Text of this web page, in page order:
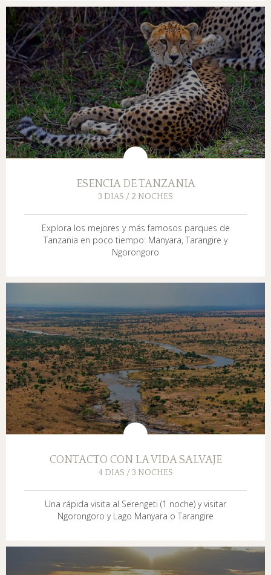
ESENCIA DE TANZANIA
3 DIAS / 2 NOCHES
Explora los mejores y más famosos parques de
Tanzania en poco tiempo: Manyara, Tarangire y
Ngorongoro
CONTACTO CON LA VIDA SALVAJE
4 DIAS / 3 NOCHES
Una rápida visita al Serengeti (1 noche) y visitar
Ngorongoro y Lago Manyara o Tarangire